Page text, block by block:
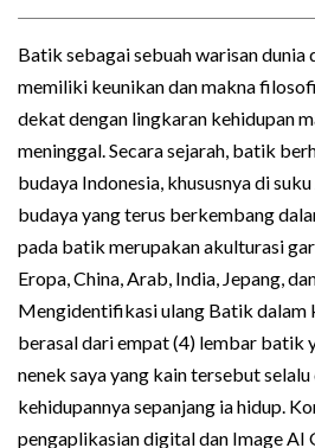
Batik sebagai sebuah warisan dunia
memiliki keunikan dan makna
dekat dengan lingkaran kehidupan
meninggal. Secara sejarah, batik
budaya Indonesia, khususnya di
budaya yang terus berkembang
pada batik merupakan akulturasi
Eropa, China, Arab, India, Jepang,
Mengidentifikasi ulang Batik
berasal dari empat (4) lembar batik
nenek saya yang kain tersebut
kehidupannya sepanjang ia hidup.
pengaplikasian digital dan Image AI